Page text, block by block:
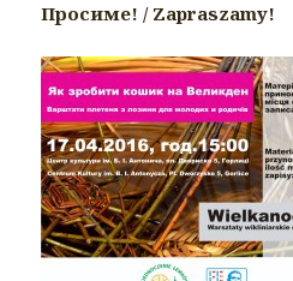
Просиме! / Zapraszamy!